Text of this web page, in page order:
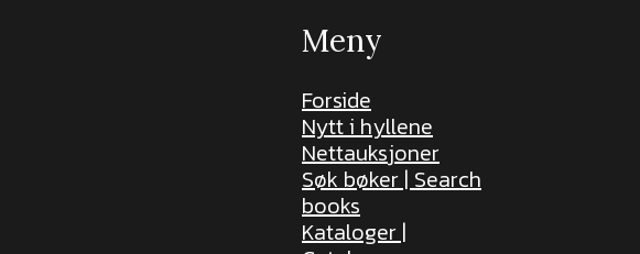
Meny
Forside
Nytt i hyllene
Nettauksjoner
Søk bøker | Search
books
Kataloger |